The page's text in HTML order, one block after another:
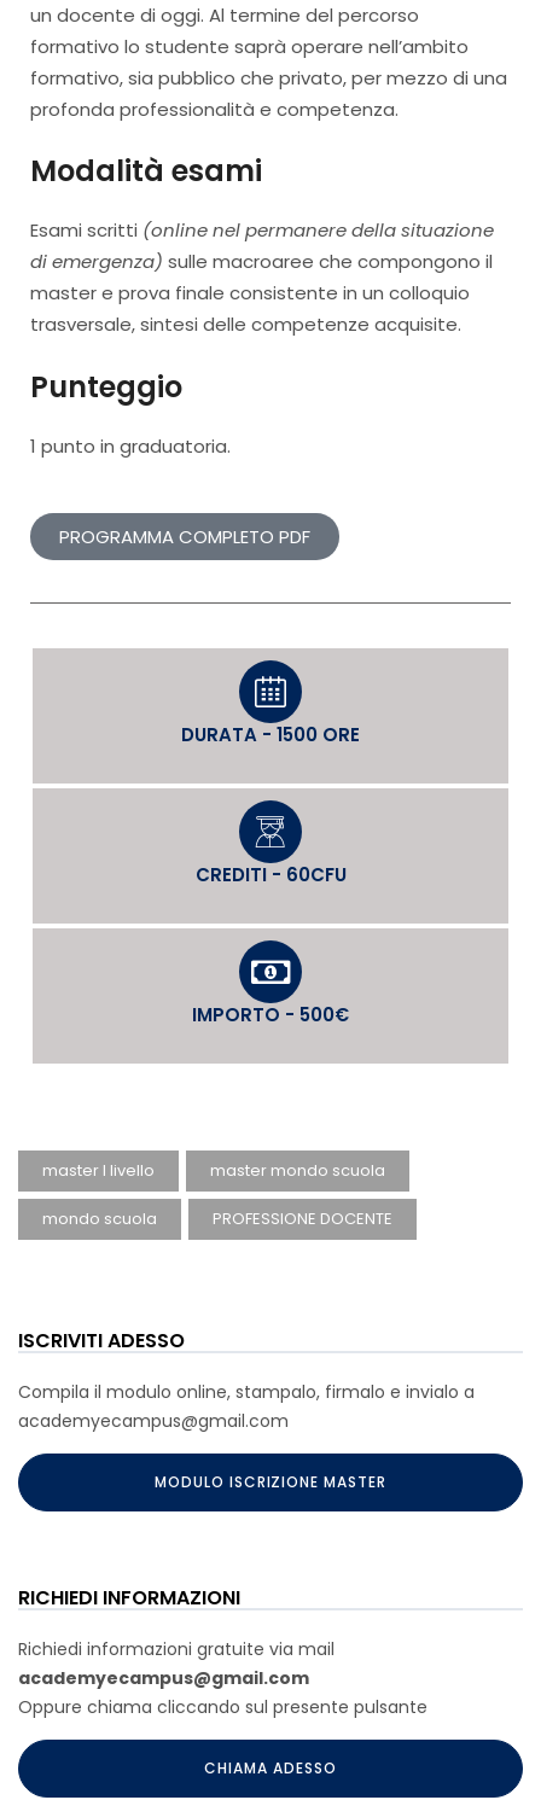
un docente di oggi. Al termine del percorso
formativo lo studente saprà operare nell’ambito
formativo, sia pubblico che privato, per mezzo di una
profonda professionalità e competenza.
Modalità esami
Esami scritti (online nel permanere della situazione
di emergenza) sulle macroaree che compongono il
master e prova finale consistente in un colloquio
trasversale, sintesi delle competenze acquisite.
Punteggio
1 punto in graduatoria.
PROGRAMMA COMPLETO PDF
DURATA - 1500 ORE
CREDITI - 60CFU
IMPORTO - 500€
master I livello master mondo scuola
mondo scuola PROFESSIONE DOCENTE
ISCRIVITI ADESSO
Compila il modulo online, stampalo, firmalo e invialo a
academyecampus@gmail.com
MODULO ISCRIZIONE MASTER
RICHIEDI INFORMAZIONI
Richiedi informazioni gratuite via mail
academyecampus@gmail.com
Oppure chiama cliccando sul presente pulsante
CHIAMA ADESSO